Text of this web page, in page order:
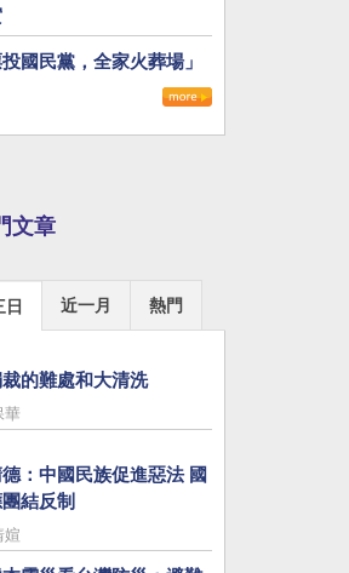
投國民黨，全家火葬場」
文章
日 近一月 熱門
的難處和大清洗
華
：中國民族促進惡法 國
結反制
媗